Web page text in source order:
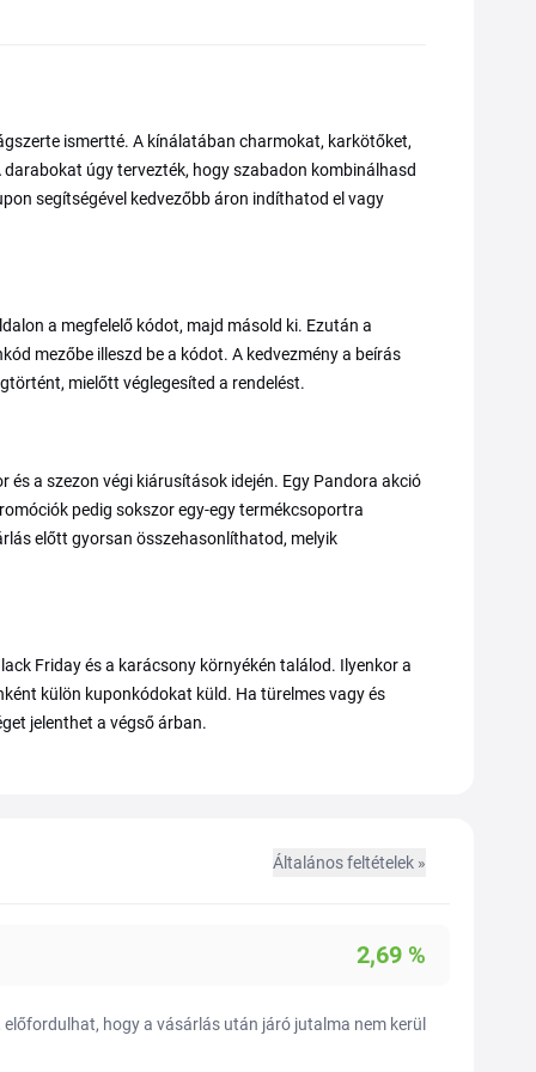
ismertté. A kínálatában charmokat, karkötőket,
úgy tervezték, hogy szabadon kombinálhasd
segítségével kedvezőbb áron indíthatod el vagy
a megfelelő kódot, majd másold ki. Ezután a
mezőbe illeszd be a kódot. A kedvezmény a beírás
mielőtt véglegesíted a rendelést.
és a szezon végi kiárusítások idején. Egy Pandora akció
pedig sokszor egy-egy termékcsoportra
előtt gyorsan összehasonlíthatod, melyik
Friday és a karácsony környékén találod. Ilyenkor a
külön kuponkódokat küld. Ha türelmes vagy és
jelenthet a végső árban.
Általános feltételek »
2,69 %
hogy a vásárlás után járó jutalma nem kerül